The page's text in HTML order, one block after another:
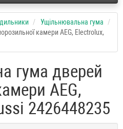
Ущільнювальна гума
камери AEG, Electrolux,
гума дверей
AEG,
2426448235